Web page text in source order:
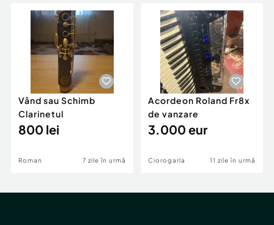
Servicii
Animale de companie
Afaceri și echipamente profesionale
Inchiriere Bunuri si Vehicule
Utilaje agricole si industriale
Piese auto si accesorii
Dacia Duster
Vând sau Schimb
Clarinetul
800 lei
Roman 7 zile în urmă
Acordeon Roland Fr8x
de vanzare
3.000 eur
Ciorogarla 11 zile în urmă